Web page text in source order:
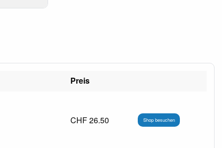
Preis
CHF 26.50 Shop besuchen